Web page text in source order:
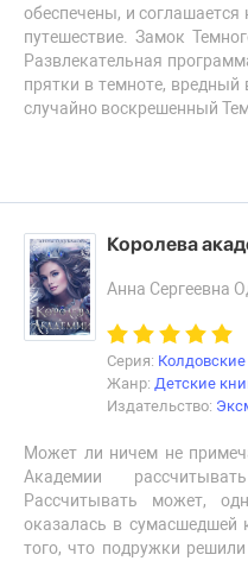
обеспечены, и соглашается
путешествие. Замок
Развлекательная
прятки в темноте,
случайно воскрешенный
Королева
Анна Сергеевна
Серия:
Жанр: Детские
Издательство:
Может ли ничем не
Академии
Рассчитывать может,
оказалась в сумасшедшей
того, что подружки